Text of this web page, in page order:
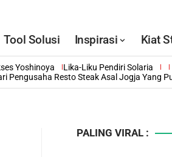
Tool Solusi Inspirasi Kiat
Yoshinoya
Lika-Liku Pendiri Solaria
Pengusaha Resto Steak Asal Jogja Yang
PALING VIRAL :